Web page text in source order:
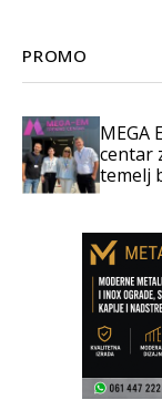
PROMO
MEGA
centar
temelj